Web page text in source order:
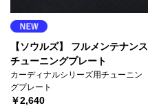
【ソウルズ】 フルメンテナンス
チューニングプレート
カーディナルシリーズ用チューニン
グプレート
￥2,640